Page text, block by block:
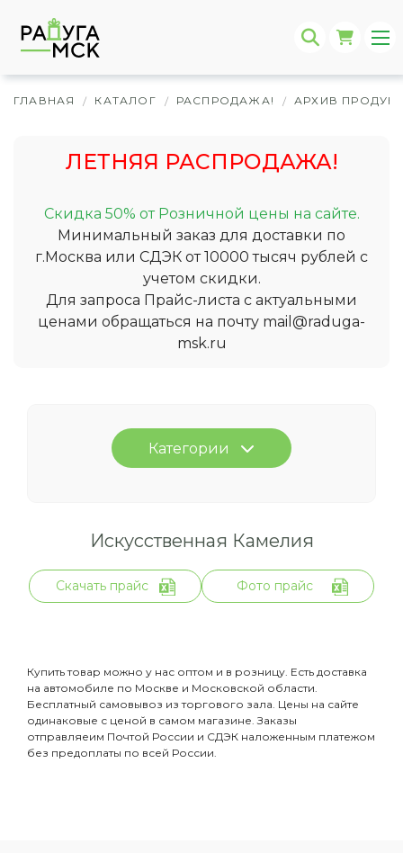
ГЛАВНАЯ / КАТАЛОГ / РАСПРОДАЖА! / АРХИВ
ЛЕТНЯЯ РАСПРОДАЖА!
Скидка 50% от Розничной цены на сайте.
Минимальный заказ для доставки по
г.Москва или СДЭК от 10000 тысяч рублей с
учетом скидки.
Для запроса Прайс-листа с актуальными
ценами обращаться на почту mail@raduga-
msk.ru
Категории
Искусственная Камелия
Скачать прайс Фото прайс
Купить товар можно у нас оптом и в розницу. Есть доставка
на автомобиле по Москве и Московской области.
Бесплатный самовывоз из торгового зала. Цены на сайте
одинаковые с ценой в самом магазине. Заказы
отправляеим Почтой России и СДЭК наложенным платежом
без предоплаты по всей России.